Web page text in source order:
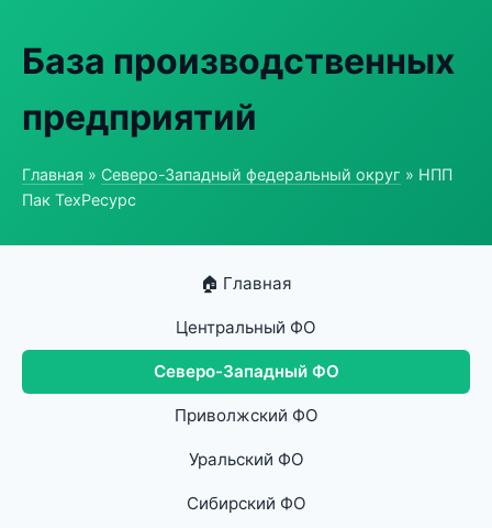
База производственных
предприятий
Главная » Северо-Западный федеральный округ » НПП
Пак ТехРесурс
🏠 Главная
Центральный ФО
Северо-Западный ФО
Приволжский ФО
Уральский ФО
Сибирский ФО